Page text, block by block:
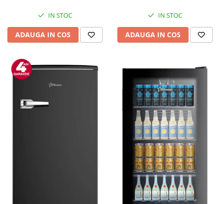
IN STOC
ADAUGA IN COS
IN STOC
ADAUGA IN COS